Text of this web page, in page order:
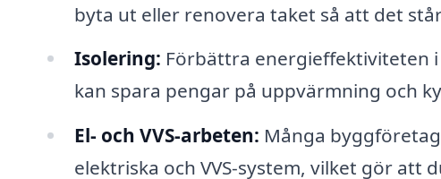
byta ut eller renovera taket så att det
Isolering: Förbättra energieffektiviteten
kan spara pengar på uppvärmning och
El- och VVS-arbeten: Många
elektriska och VVS-system, vilket gör att